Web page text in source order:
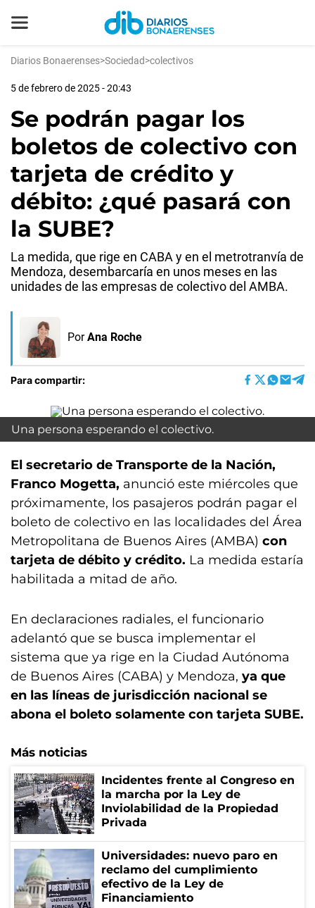
Diarios Bonaerenses>Sociedad>colectivos
5 de febrero de 2025 - 20:43
Se podrán pagar los
boletos de colectivo con
tarjeta de crédito y
débito: ¿qué pasará con
la SUBE?
La medida, que rige en CABA y en el metrotranvía de
Mendoza, desembarcaría en unos meses en las
unidades de las empresas de colectivo del AMBA.
Por Ana Roche
Para compartir:
Una persona esperando el colectivo.
El secretario de Transporte de la Nación,
Franco Mogetta, anunció este miércoles que
próximamente, los pasajeros podrán pagar el
boleto de colectivo en las localidades del Área
Metropolitana de Buenos Aires (AMBA) con
tarjeta de débito y crédito. La medida estaría
habilitada a mitad de año.
En declaraciones radiales, el funcionario
adelantó que se busca implementar el
sistema que ya rige en la Ciudad Autónoma
de Buenos Aires (CABA) y Mendoza, ya que
en las líneas de jurisdicción nacional se
abona el boleto solamente con tarjeta SUBE.
Más noticias
Incidentes frente al Congreso en
la marcha por la Ley de
Inviolabilidad de la Propiedad
Privada
Universidades: nuevo paro en
reclamo del cumplimiento
efectivo de la Ley de
Financiamiento